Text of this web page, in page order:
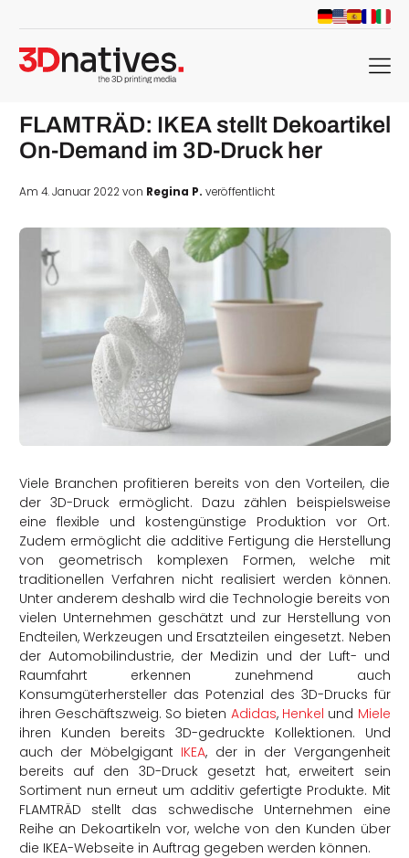
menu
FLAMTRÄD: IKEA stellt Dekoartikel
On-Demand im 3D-Druck her
Am 4. Januar 2022 von Regina P. veröffentlicht
Viele Branchen profitieren bereits von den Vorteilen, die
der 3D-Druck ermöglicht. Dazu zählen beispielsweise
eine flexible und kostengünstige Produktion vor Ort.
Zudem ermöglicht die additive Fertigung die Herstellung
von geometrisch komplexen Formen, welche mit
traditionellen Verfahren nicht realisiert werden können.
Unter anderem deshalb wird die Technologie bereits von
vielen Unternehmen geschätzt und zur Herstellung von
Endteilen, Werkzeugen und Ersatzteilen eingesetzt. Neben
der Automobilindustrie, der Medizin und der Luft- und
Raumfahrt erkennen zunehmend auch
Konsumgüterhersteller das Potenzial des 3D-Drucks für
ihren Geschäftszweig. So bieten Adidas, Henkel und Miele
ihren Kunden bereits 3D-gedruckte Kollektionen. Und
auch der Möbelgigant IKEA, der in der Vergangenheit
bereits auf den 3D-Druck gesetzt hat, erweitert sein
Sortiment nun erneut um additiv gefertigte Produkte. Mit
FLAMTRÄD stellt das schwedische Unternehmen eine
Reihe an Dekoartikeln vor, welche von den Kunden über
die IKEA-Webseite in Auftrag gegeben werden können.